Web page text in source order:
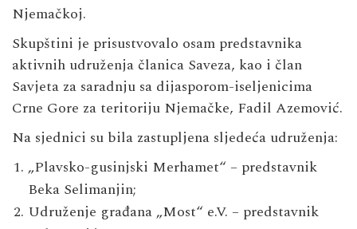
Njemačkoj.
Skupštini je prisustvovalo osam predstavnika
aktivnih udruženja članica Saveza, kao i član
Savjeta za saradnju sa dijasporom-iseljenicima
Crne Gore za teritoriju Njemačke, Fadil Azemović.
Na sjednici su bila zastupljena sljedeća udruženja:
„Plavsko-gusinjski Merhamet“ – predstavnik
Beka Selimanjin;
Udruženje građana „Most“ e.V. – predstavnik